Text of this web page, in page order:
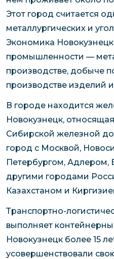
Этот город считается
металлургических и
Экономика
промышленности —
производстве, добыче
производстве изделий
В городе находится
Новокузнецк,
Сибирской железной
город с Москвой,
Петербургом, Адлером,
другими городами
Казахстаном и
Транспортно-
выполняет
Новокузнецк более 15
усовершенствовали